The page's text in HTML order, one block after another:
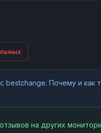
bestchange. Почему и как
на других